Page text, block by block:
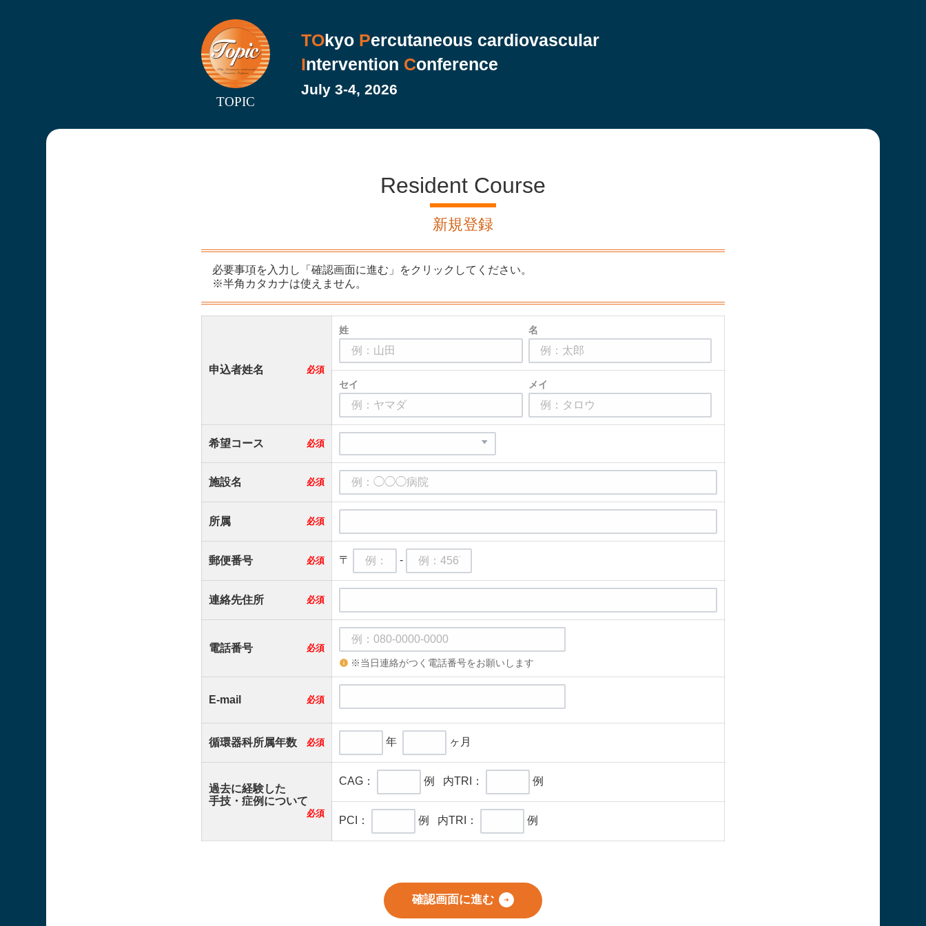
TOPIC
TOkyo Percutaneous cardiovascular
Intervention Conference
July 3-4, 2026
Resident Course
新規登録
必要事項を入力し「確認画面に進む」をクリックしてください。
※半角カタカナは使えません。
申込者姓名 必須
姓 名
セイ メイ
希望コース 必須
施設名 必須
所属 必須
郵便番号 必須 〒 -
連絡先住所 必須
電話番号 必須
※当日連絡がつく電話番号をお願いします
E-mail 必須
循環器科所属年数 必須 年 ヶ月
過去に経験した
手技・症例について
必須
CAG： 例 内TRI： 例
PCI： 例 内TRI： 例
確認画面に進む